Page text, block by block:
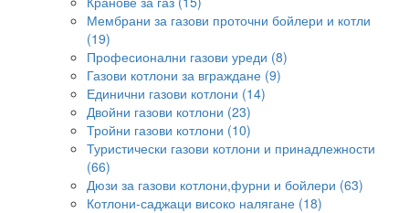
Мембрани за газови проточни бойлери и котли
(19)
Професионални газови уреди (8)
Газови котлони за вграждане (9)
Единични газови котлони (14)
Двойни газови котлони (23)
Тройни газови котлони (10)
Туристически газови котлони и принадлежности
(66)
Дюзи за газови котлони,фурни и бойлери (63)
Котлони-саджаци високо налягане (18)